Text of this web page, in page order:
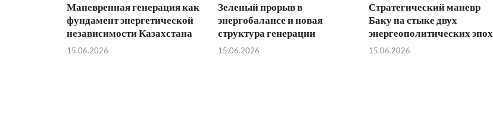
Маневренная генерация как
фундамент энергетической
независимости Казахстана
15.06.2026
Зеленый прорыв в
энергобалансе и новая
структура генерации
15.06.2026
Стратегический маневр
Баку на стыке двух
энергеополитических эпох
15.06.2026